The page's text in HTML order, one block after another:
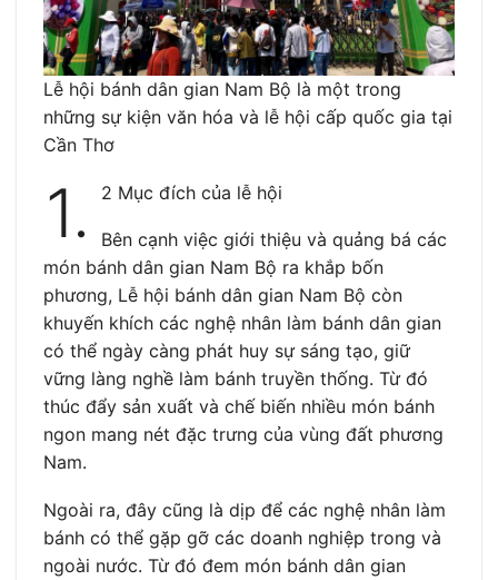
Lễ hội bánh dân gian Nam Bộ là một trong
những sự kiện văn hóa và lễ hội cấp quốc gia tại
Cần Thơ
1. 2 Mục đích của lễ hội
Bên cạnh việc giới thiệu và quảng bá các
món bánh dân gian Nam Bộ ra khắp bốn
phương, Lễ hội bánh dân gian Nam Bộ còn
khuyến khích các nghệ nhân làm bánh dân gian
có thể ngày càng phát huy sự sáng tạo, giữ
vững làng nghề làm bánh truyền thống. Từ đó
thúc đẩy sản xuất và chế biến nhiều món bánh
ngon mang nét đặc trưng của vùng đất phương
Nam.
Ngoài ra, đây cũng là dịp để các nghệ nhân làm
bánh có thể gặp gỡ các doanh nghiệp trong và
ngoài nước. Từ đó đem món bánh dân gian